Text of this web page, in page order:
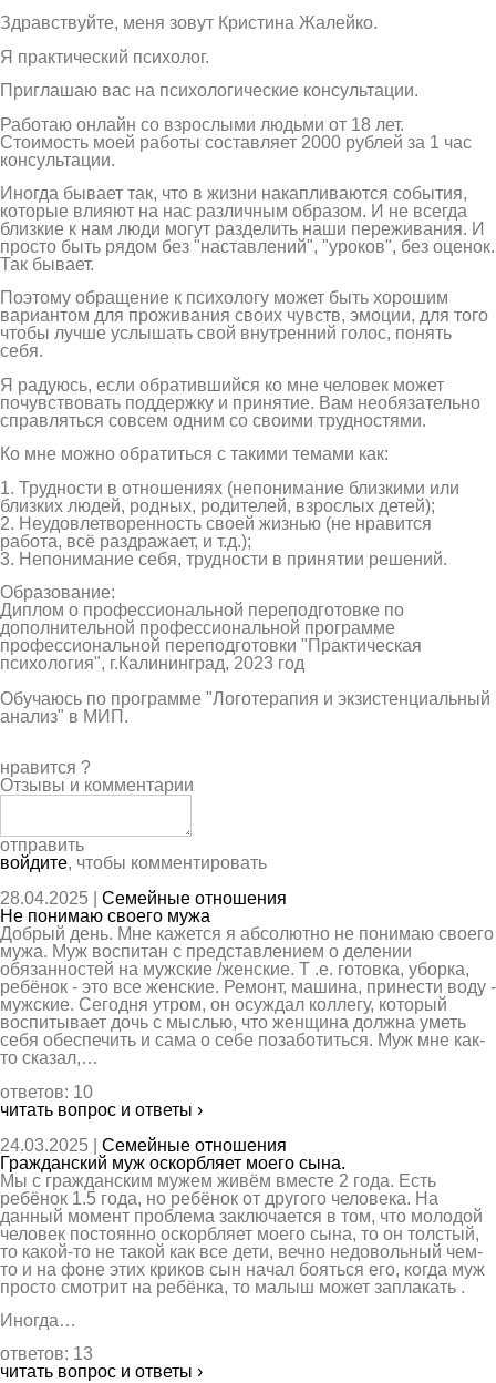
Здравствуйте, меня зовут Кристина Жалейко.
Я практический психолог.
Приглашаю вас на психологические консультации.
Работаю онлайн со взрослыми людьми от 18 лет.
Стоимость моей работы составляет 2000 рублей за 1 час
консультации.
Иногда бывает так, что в жизни накапливаются события,
которые влияют на нас различным образом. И не всегда
близкие к нам люди могут разделить наши переживания. И
просто быть рядом без "наставлений", "уроков", без оценок.
Так бывает.
Поэтому обращение к психологу может быть хорошим
вариантом для проживания своих чувств, эмоции, для того
чтобы лучше услышать свой внутренний голос, понять
себя.
Я радуюсь, если обратившийся ко мне человек может
почувствовать поддержку и принятие. Вам необязательно
справляться совсем одним со своими трудностями.
Ко мне можно обратиться с такими темами как:
1. Трудности в отношениях (непонимание близкими или
близких людей, родных, родителей, взрослых детей);
2. Неудовлетворенность своей жизнью (не нравится
работа, всё раздражает, и т.д.);
3. Непонимание себя, трудности в принятии решений.
Образование:
Диплом о профессиональной переподготовке по
дополнительной профессиональной программе
профессиональной переподготовки "Практическая
психология", г.Калининград, 2023 год
Обучаюсь по программе "Логотерапия и экзистенциальный
анализ" в МИП.
нравится ?
Отзывы и комментарии
отправить
войдите, чтобы комментировать
28.04.2025 | Семейные отношения
Не понимаю своего мужа
Добрый день. Мне кажется я абсолютно не понимаю своего
мужа. Муж воспитан с представлением о делении
обязанностей на мужские /женские. Т .е. готовка, уборка,
ребёнок - это все женские. Ремонт, машина, принести воду -
мужские. Сегодня утром, он осуждал коллегу, который
воспитывает дочь с мыслью, что женщина должна уметь
себя обеспечить и сама о себе позаботиться. Муж мне как-
то сказал,…
ответов: 10
читать вопрос и ответы ›
24.03.2025 | Семейные отношения
Гражданский муж оскорбляет моего сына.
Мы с гражданским мужем живём вместе 2 года. Есть
ребёнок 1.5 года, но ребёнок от другого человека. На
данный момент проблема заключается в том, что молодой
человек постоянно оскорбляет моего сына, то он толстый,
то какой-то не такой как все дети, вечно недовольный чем-
то и на фоне этих криков сын начал бояться его, когда муж
просто смотрит на ребёнка, то малыш может заплакать .
Иногда…
ответов: 13
читать вопрос и ответы ›